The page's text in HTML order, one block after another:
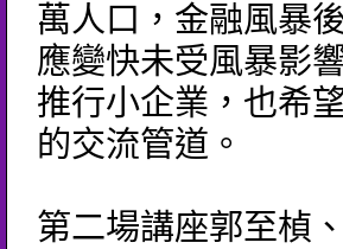
萬人口，金融風暴
應變快未受風暴影
推行小企業，也希
的交流管道。
第二場講座郭至楨